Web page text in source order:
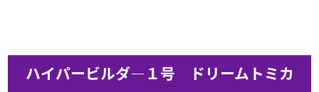
ハイパービルダ―１号 ドリームトミカ